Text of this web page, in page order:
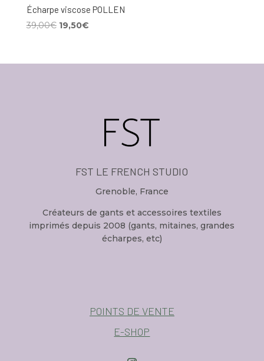
Écharpe viscose POLLEN
39,00€ Le
était :
19,50€Le
est :
FST LE FRENCH STUDIO
Grenoble, France
Créateurs de gants et accessoires textiles
imprimés depuis 2008 (gants, mitaines, grandes
écharpes, etc)
POINTS DE VENTE
E-SHOP